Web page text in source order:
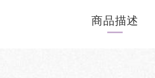
商品描述